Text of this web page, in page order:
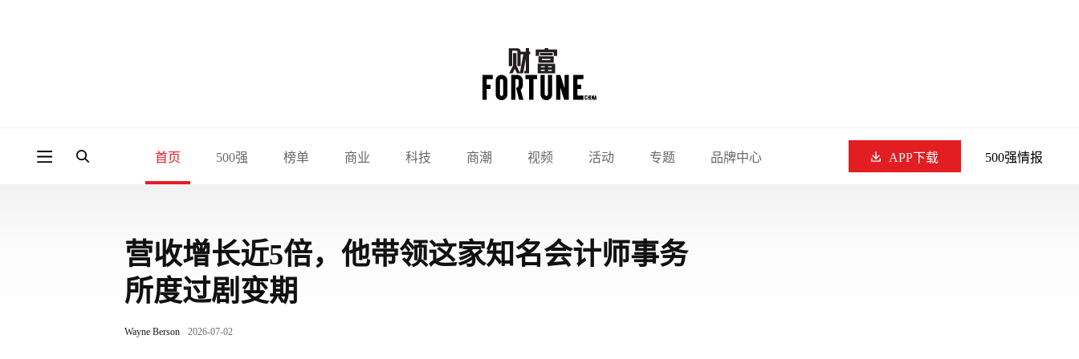
首页 500强 榜单 商业 科技 商潮 视频 活动 专题 品牌中心 APP下载 500强情报
营收增长近5倍，他带领这家知名会计师事务
所度过剧变期
Wayne Berson 2026-07-02